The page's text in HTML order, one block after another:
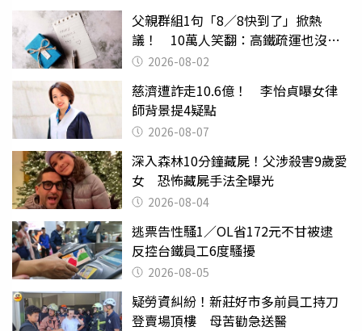
父親群組1句「8／8快到了」掀熱
議！ 10萬人笑翻：高鐵疏運也沒列
父親節
2026-08-02
慈濟遭詐走10.6億！ 李怡貞曝女律
師背景提4疑點
2026-08-07
深入森林10分鐘藏屍！父涉殺害9歲愛
女 恐怖藏屍手法全曝光
2026-08-04
逃票告性騷1／OL省172元不甘被逮
反控台鐵員工6度騷擾
2026-08-05
疑勞資糾紛！新莊好市多前員工持刀
登賣場頂樓 母苦勸急送醫